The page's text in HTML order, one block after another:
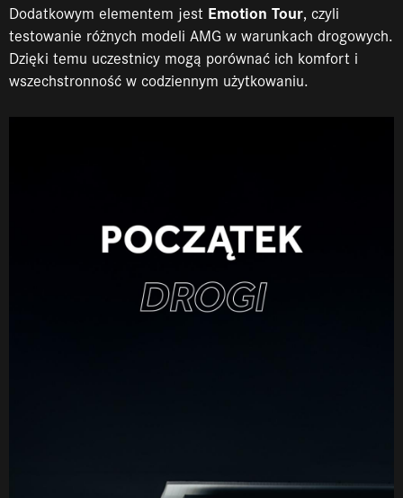
Dodatkowym elementem jest Emotion Tour, czyli
testowanie różnych modeli AMG w warunkach drogowych.
Dzięki temu uczestnicy mogą porównać ich komfort i
wszechstronność w codziennym użytkowaniu.